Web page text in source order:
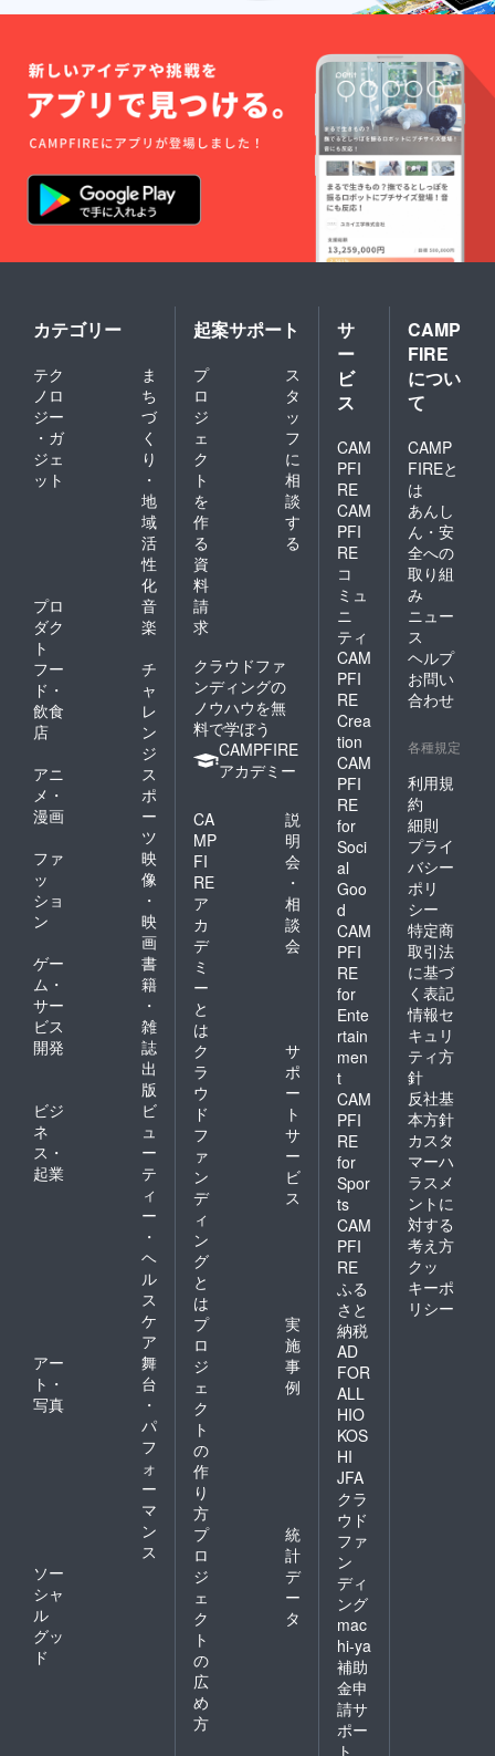
カテゴリー
テク
ノロ
ジー
・ガ
ジェ
ット
ま
ち
づ
く
り
・
地
域
活
性
化
プロ
ダク
ト
音
楽
フー
ド・
飲食
店
チ
ャ
レ
ン
ジ
アニ
メ・
漫画
ス
ポ
ー
ツ
ファ
ッ
ショ
ン
映
像
・
映
画
ゲー
ム・
サー
ビス
開発
書
籍
・
雑
誌
出
版
ビジ
ネ
ス・
起業
ビ
ュ
ー
テ
ィ
ー
・
ヘ
ル
ス
ケ
ア
アー
ト・
写真
舞
台
・
パ
フ
ォ
ー
マ
ン
ス
ソー
シャ
ル
グッ
ド
起案サポート
プ
ロ
ジ
ェ
ク
ト
を
作
る
ス
タ
ッ
フ
に
相
談
す
る
資
料
請
求
クラウドファ
ンディングの
ノウハウを無
料で学ぼう
CAMPFIRE
アカデミー
CA
MP
FI
RE
ア
カ
デ
ミ
ー
と
は
説
明
会
・
相
談
会
ク
ラ
ウ
ド
フ
ァ
ン
デ
ィ
ン
グ
と
は
サ
ポ
ー
ト
サ
ー
ビ
ス
プ
ロ
ジ
ェ
ク
ト
の
作
り
方
実
施
事
例
プ
ロ
ジ
ェ
ク
ト
の
広
め
方
統
計
デ
ー
タ
サ
ー
ビ
ス
CAM
PFI
RE
CAM
PFI
RE
コ
ミュ
ニ
ティ
CAM
PFI
RE
Crea
tion
CAM
PFI
RE
for
Soci
al
Goo
d
CAM
PFI
RE
for
Ente
rtain
men
t
CAM
PFI
RE
for
Spor
ts
CAM
PFI
RE
ふる
さと
納税
AD
FOR
ALL
HIO
KOS
HI
JFA
クラ
ウド
ファ
ン
ディ
ング
mac
hi-ya
補助
金申
請サ
ポー
ト
CAMP
FIRE
につい
て
CAMP
FIREと
は
あんし
ん・安
全への
取り組
み
ニュー
ス
ヘルプ
お問い
合わせ
各種規定
利用規
約
細則
プライ
バシー
ポリ
シー
特定商
取引法
に基づ
く表記
情報セ
キュリ
ティ方
針
反社基
本方針
カスタ
マーハ
ラスメ
ントに
対する
考え方
クッ
キーポ
リシー